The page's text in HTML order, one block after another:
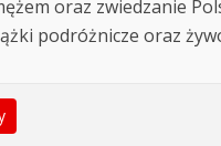
oraz zwiedzanie
podróżnicze oraz